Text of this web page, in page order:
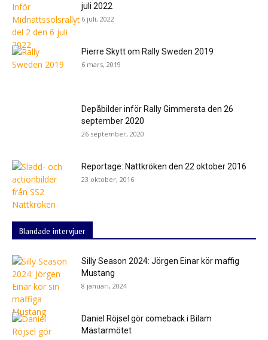
juli 2022
6 juli, 2022
Pierre Skytt om Rally Sweden 2019
6 mars, 2019
Depåbilder inför Rally Gimmersta den 26
september 2020
26 september, 2020
Reportage: Nattkröken den 22 oktober 2016
23 oktober, 2016
Blandade intervjuer
Silly Season 2024: Jörgen Einar kör maffig
Mustang
8 januari, 2024
Daniel Röjsel gör comeback i Bilam
Mästarmötet